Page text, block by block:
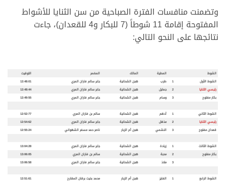
وتضمنت منافسات الفترة الصباحية من سن الثنايا للأشواط
المفتوحة إقامة 11 شوطاً (7 للبكار و4 للقعدان)، جاءت
نتائجها على النحو التالي:
الشوط المطية المالك المضمر
التوقيت
الشوط الأول
1 طرب هجن الشحانية جابر سالم فاران المري
12:48:01
رئيسي الثنايا
2 جمايل هجن الشحانية جابر سالم فاران المري
12:48:44
بكار مفتوح
3 وسام هجن الشحانية جابر سالم فاران المري 12:49:55
الشوط الثاني 1 أدهم هجن الشحانية سالم بن فاران المري
12:52:77
رئيسي الثنايا
2 مذهل هجن الشحانية جابر سالم فاران المري
12:54:62
قعدان مفتوح
3 النشمي هجن أم الزبار ناصر حمد مسفر الشهواني 12:55:24
الشوط الثالث 1 زيادة هجن الشحانية جابر سالم فاران المري
13:04:28
بكار مفتوح
2 محبة هجن الشحانية سالم بن فاران المري
13:06:05
3
ملاذ هجن الشحانية جابر سالم فاران المري 13:06:58
الشوط الرابع 1 الفايز هجن أم الزبار محمد بخيت برقان المقارح
12:51:61